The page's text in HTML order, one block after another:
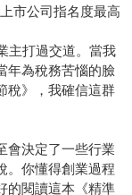
市公司指名度最高
主打過交道。當我
年為稅務苦惱的臉
稅》，我確信這群
會決定了一些行業
。你懂得創業過程
的閱讀這本《精準